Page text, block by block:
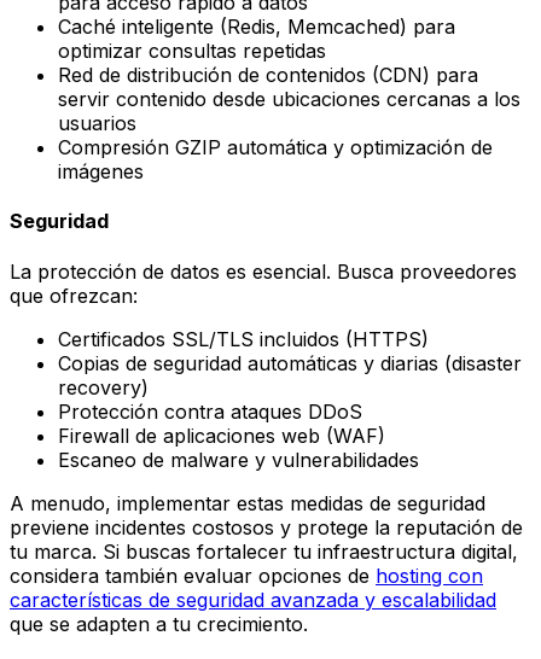
Caché inteligente (Redis, Memcached) para
optimizar consultas repetidas
Red de distribución de contenidos (CDN) para
servir contenido desde ubicaciones cercanas a los
usuarios
Compresión GZIP automática y optimización de
imágenes
Seguridad
La protección de datos es esencial. Busca proveedores
que ofrezcan:
Certificados SSL/TLS incluidos (HTTPS)
Copias de seguridad automáticas y diarias (disaster
recovery)
Protección contra ataques DDoS
Firewall de aplicaciones web (WAF)
Escaneo de malware y vulnerabilidades
A menudo, implementar estas medidas de seguridad
previene incidentes costosos y protege la reputación de
tu marca. Si buscas fortalecer tu infraestructura digital,
considera también evaluar opciones de hosting con
características de seguridad avanzada y escalabilidad
que se adapten a tu crecimiento.